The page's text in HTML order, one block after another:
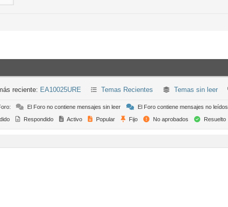
reciente: EA10025URE Temas Recientes Temas sin leer
El Foro no contiene mensajes sin leer
El Foro contiene mensajes no leídos
Respondido Activo Popular Fijo No aprobados Resuelto